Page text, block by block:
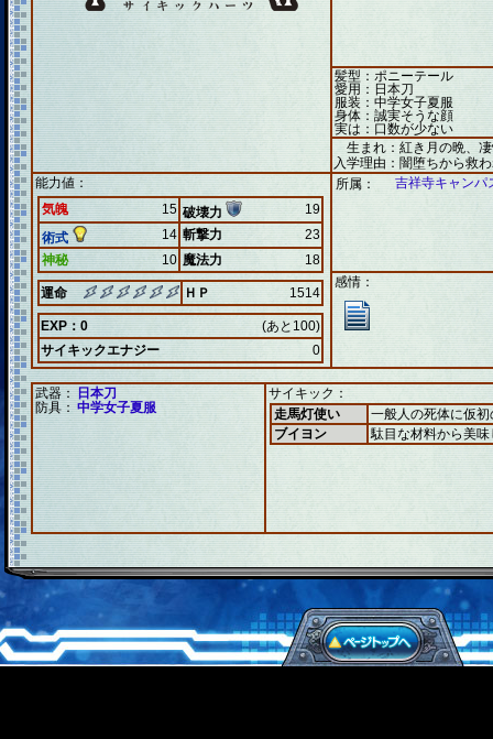
髪型：ポニーテール
愛用：日本刀
服装：中学女子夏服
身体：誠実そうな顔
実は：口数が少ない
生まれ：紅き月の晩、
入学理由：闇堕ちから救
能力値：
気魄
15 破壊力
19
術式
14 斬撃力
23
神秘
10 魔法力 18
運命 ＨＰ 1514
EXP：0
(あと100)
サイキックエナジー
0
所属： 吉祥寺キャン
感情：
武器：
日本刀
防具： 中学女子夏服
サイキック：
走馬灯使い
一般人の死体に仮
ブイヨン
駄目な材料から美